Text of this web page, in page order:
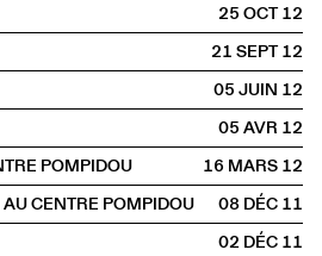
25 OCT2012
21 SEPT2012
05 JUIN2012
05 AVR2012
POMPIDOU
16 MARS2012
CENTRE POMPIDOU
08 DÉC2011
02 DÉC2011